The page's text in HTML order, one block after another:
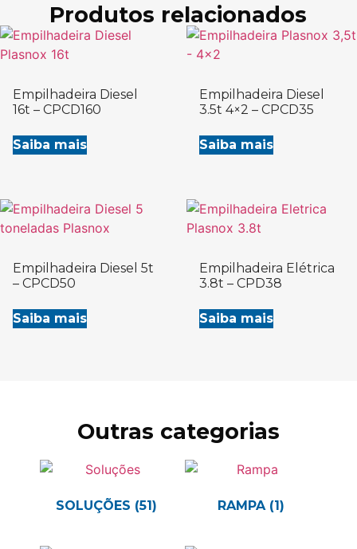
Produtos relacionados
Empilhadeira Diesel
16t – CPCD160
Saiba mais
Empilhadeira Diesel
3.5t 4×2 – CPCD35
Saiba mais
Empilhadeira Diesel 5t
– CPCD50
Saiba mais
Empilhadeira Elétrica
3.8t – CPD38
Saiba mais
Outras categorias
SOLUÇÕES (51) RAMPA (1)